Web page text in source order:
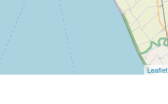
Leaflet